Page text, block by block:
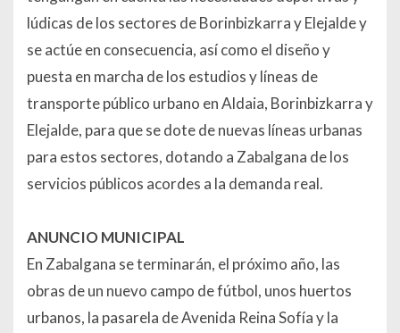
lúdicas de los sectores de Borinbizkarra y Elejalde y
se actúe en consecuencia, así como el diseño y
puesta en marcha de los estudios y líneas de
transporte público urbano en Aldaia, Borinbizkarra y
Elejalde, para que se dote de nuevas líneas urbanas
para estos sectores, dotando a Zabalgana de los
servicios públicos acordes a la demanda real.
ANUNCIO MUNICIPAL
En Zabalgana se terminarán, el próximo año, las
obras de un nuevo campo de fútbol, unos huertos
urbanos, la pasarela de Avenida Reina Sofía y la